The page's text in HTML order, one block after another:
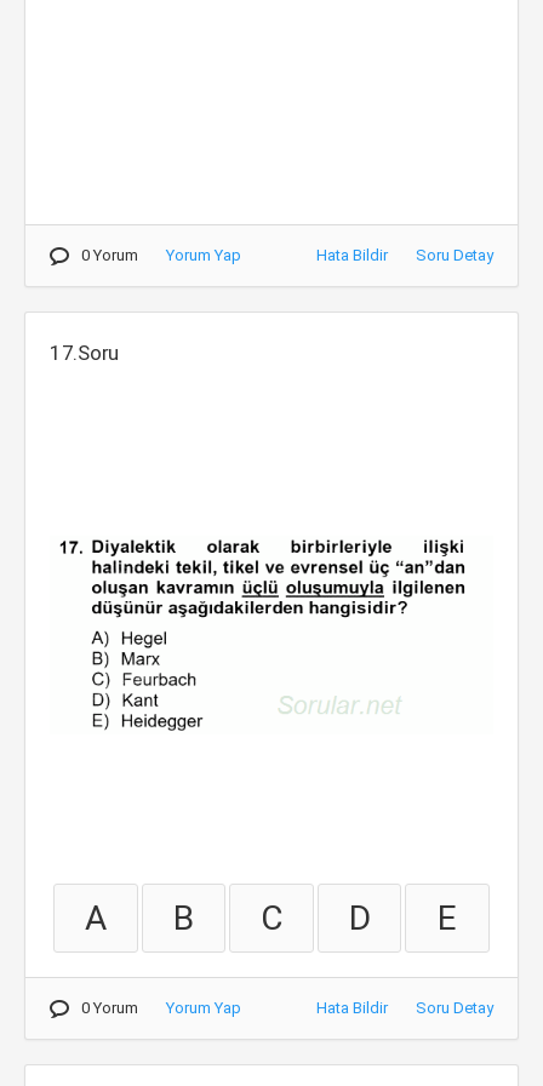
0 Yorum Yorum Yap Hata Bildir Soru Detay
17.Soru
A B C D E
0 Yorum Yorum Yap Hata Bildir Soru Detay